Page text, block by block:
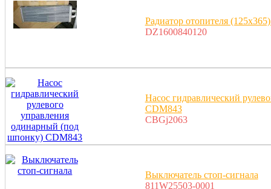
Радиатор отопителя
DZ1600840120
Насос гидравлический
CDM843
CBGj2063
Выключатель стоп-сигнала
811W25503-0001